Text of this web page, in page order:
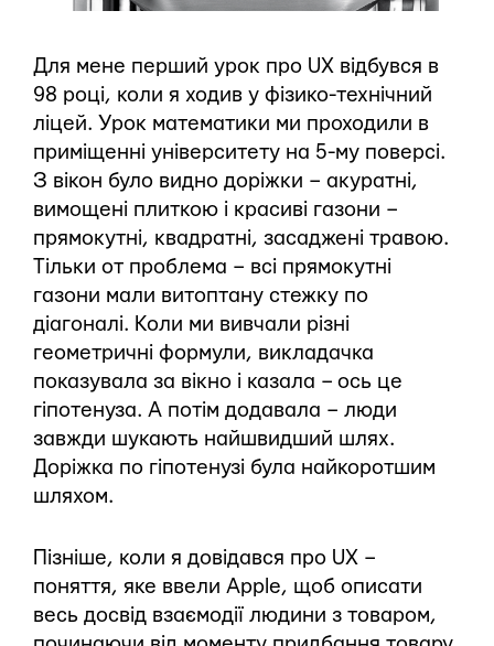
Для мене перший урок про UX відбувся в
98 році, коли я ходив у фізико-технічний
ліцей. Урок математики ми проходили в
приміщенні університету на 5-му поверсі.
З вікон було видно доріжки – акуратні,
вимощені плиткою і красиві газони –
прямокутні, квадратні, засаджені травою.
Тільки от проблема – всі прямокутні
газони мали витоптану стежку по
діагоналі. Коли ми вивчали різні
геометричні формули, викладачка
показувала за вікно і казала – ось це
гіпотенуза. А потім додавала – люди
завжди шукають найшвидший шлях.
Доріжка по гіпотенузі була найкоротшим
шляхом.
Пізніше, коли я довідався про UX –
поняття, яке ввели Apple, щоб описати
весь досвід взаємодії людини з товаром,